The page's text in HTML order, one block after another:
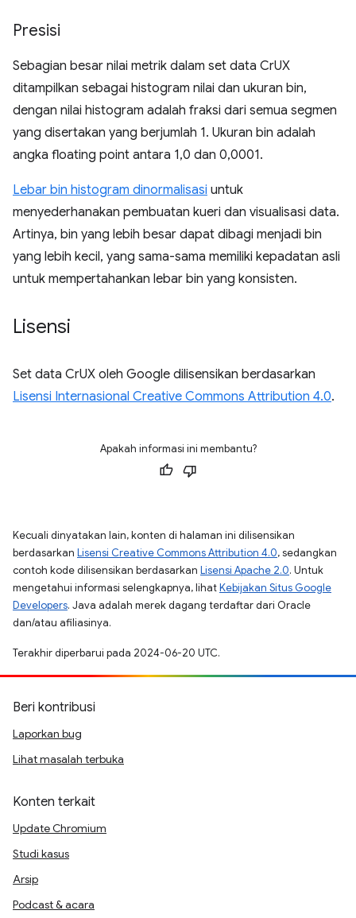
Presisi
Sebagian besar nilai metrik dalam set data CrUX
ditampilkan sebagai histogram nilai dan ukuran bin,
dengan nilai histogram adalah fraksi dari semua segmen
yang disertakan yang berjumlah 1. Ukuran bin adalah
angka floating point antara 1,0 dan 0,0001.
Lebar bin histogram dinormalisasi untuk
menyederhanakan pembuatan kueri dan visualisasi data.
Artinya, bin yang lebih besar dapat dibagi menjadi bin
yang lebih kecil, yang sama-sama memiliki kepadatan asli
untuk mempertahankan lebar bin yang konsisten.
Lisensi
Set data CrUX oleh Google dilisensikan berdasarkan
Lisensi Internasional Creative Commons Attribution 4.0.
Apakah informasi ini membantu?
Kecuali dinyatakan lain, konten di halaman ini dilisensikan
berdasarkan Lisensi Creative Commons Attribution 4.0, sedangkan
contoh kode dilisensikan berdasarkan Lisensi Apache 2.0. Untuk
mengetahui informasi selengkapnya, lihatKebijakan Situs Google
Developers. Java adalah merek dagang terdaftar dari Oracle
dan/atau afiliasinya.
Terakhir diperbarui pada 2024-06-20 UTC.
Beri kontribusi
Laporkan bug
Lihat masalah terbuka
Konten terkait
Update Chromium
Studi kasus
Arsip
Podcast & acara